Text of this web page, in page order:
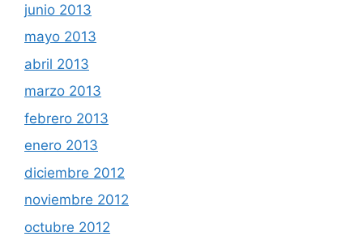
junio 2013
mayo 2013
abril 2013
marzo 2013
febrero 2013
enero 2013
diciembre 2012
noviembre 2012
octubre 2012